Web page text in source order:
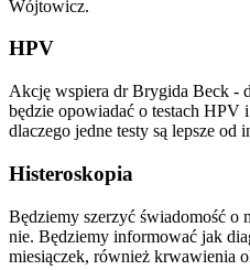
Wójtowicz.
HPV
Akcję wspiera dr Brygida Beck -
będzie opowiadać o testach HPV
dlaczego jedne testy są lepsze od
Histeroskopia
Będziemy szerzyć świadomość o
nie. Będziemy informować jak
miesiączek, również krwawienia